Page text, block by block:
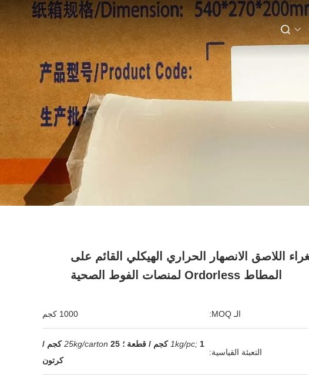
اللاصق الانصهار الحراري الهيكلي القائم على
المطاط Ordorless لمنصات الفوط الصحية
الـ MOQ: 1000 كجم
التعبئة القياسية:
1kg/pc; 1 كجم / قطعة ؛ 25kg/carton
25 كجم /
كرتون